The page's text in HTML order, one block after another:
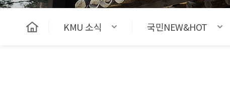
KMU 소식 국민NEW&HOT